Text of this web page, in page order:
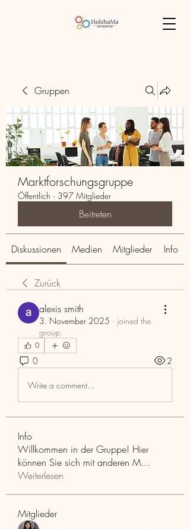
Gruppen
Marktforschungsgruppe
Öffentlich · 397 Mitglieder
Beitreten
Diskussionen Medien Mitglieder Info
Zurück
alexis smith
3. November 2025 · joined the
group.
0
0 2
Write a comment...
Info
Willkommen in der Gruppe! Hier
können Sie sich mit anderen M...
Weiterlesen
Mitglieder